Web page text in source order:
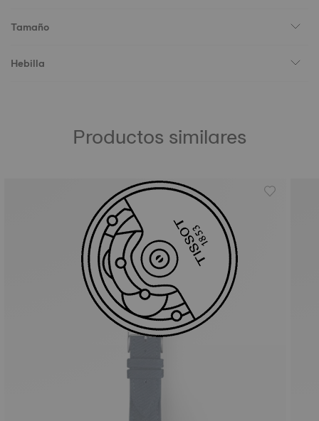
Tamaño
Hebilla
Productos similares